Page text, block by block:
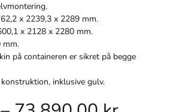
x 2239,3 x 2289 mm.
x 2128 x 2280 mm.
mm.
på containeren er sikret på begge
inklusive gulv.